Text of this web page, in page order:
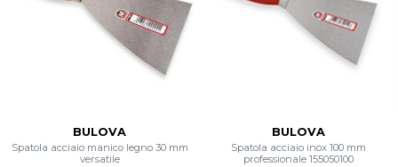
BULOVA
Spatola acciaio manico legno 30 mm
versatile
BULOVA
Spatola acciaio inox 100 mm
professionale 155050100